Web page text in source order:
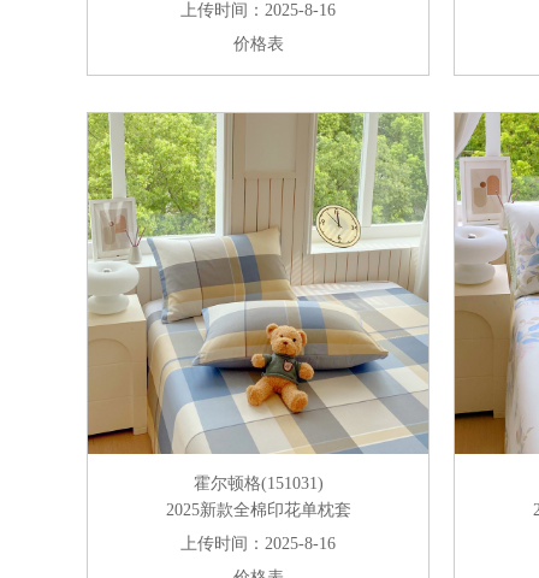
上传时间：2025-8-16
价格表
霍尔顿格(151031)
2025新款全棉印花单枕套
上传时间：2025-8-16